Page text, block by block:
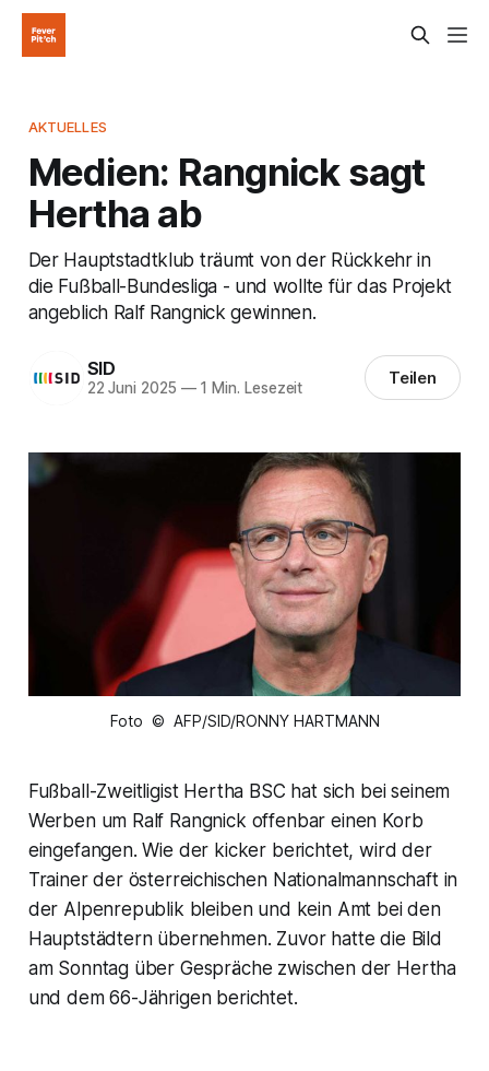
AKTUELLES
Medien: Rangnick sagt
Hertha ab
Der Hauptstadtklub träumt von der Rückkehr in
die Fußball-Bundesliga - und wollte für das Projekt
angeblich Ralf Rangnick gewinnen.
SID
22 Juni 2025 —1 Min. Lesezeit Teilen
Foto © AFP/SID/RONNY HARTMANN
Fußball-Zweitligist Hertha BSC hat sich bei seinem
Werben um Ralf Rangnick offenbar einen Korb
eingefangen. Wie der kicker berichtet, wird der
Trainer der österreichischen Nationalmannschaft in
der Alpenrepublik bleiben und kein Amt bei den
Hauptstädtern übernehmen. Zuvor hatte die Bild
am Sonntag über Gespräche zwischen der Hertha
und dem 66-Jährigen berichtet.